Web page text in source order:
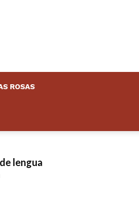
ROSAS
lengua